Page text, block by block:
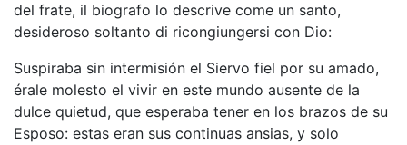
del frate, il biografo lo descrive come un santo,
desideroso soltanto di ricongiungersi con Dio:
Suspiraba sin intermisión el Siervo fiel por su amado,
érale molesto el vivir en este mundo ausente de la
dulce quietud, que esperaba tener en los brazos de su
Esposo: estas eran sus continuas ansias, y solo